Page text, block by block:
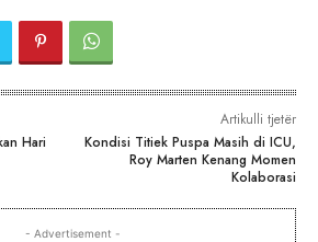
Hari
Artikulli tjetër
Kondisi Titiek Puspa Masih di ICU,
Roy Marten Kenang Momen
Kolaborasi
- Advertisement -